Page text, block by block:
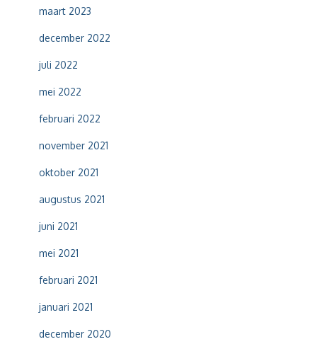
maart 2023
december 2022
juli 2022
mei 2022
februari 2022
november 2021
oktober 2021
augustus 2021
juni 2021
mei 2021
februari 2021
januari 2021
december 2020